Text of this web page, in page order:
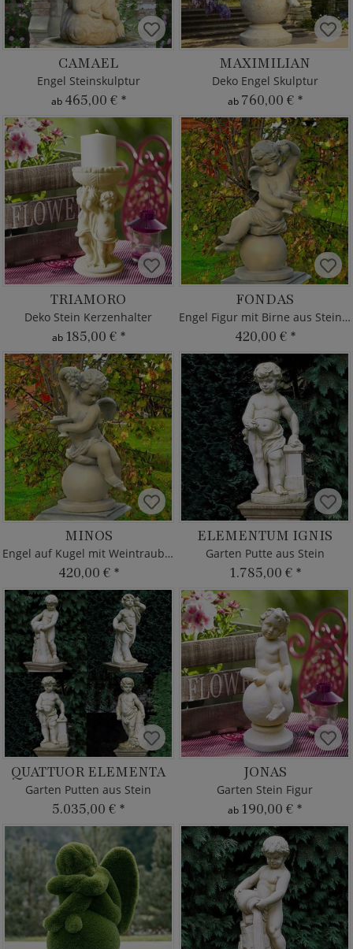
CAMAEL
Engel Steinskulptur
ab 465,00 € *
MAXIMILIAN
Deko Engel Skulptur
ab 760,00 € *
TRIAMORO
Deko Stein Kerzenhalter
ab 185,00 € *
FONDAS
Engel Figur mit Birne aus Steinguss
420,00 € *
MINOS
Engel auf Kugel mit Weintrauben
420,00 € *
ELEMENTUM IGNIS
Garten Putte aus Stein
1.785,00 € *
QUATTUOR ELEMENTA
Garten Putten aus Stein
5.035,00 € *
JONAS
Garten Stein Figur
ab 190,00 € *